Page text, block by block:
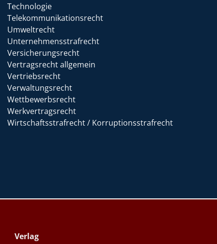
Technologie
Telekommunikationsrecht
Umweltrecht
Unternehmensstrafrecht
Versicherungsrecht
Vertragsrecht allgemein
Vertriebsrecht
Verwaltungsrecht
Wettbewerbsrecht
Werkvertragsrecht
Wirtschaftsstrafrecht / Korruptionsstrafrecht
Verlag